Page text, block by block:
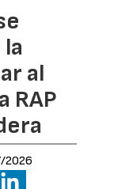
al
RAP
2026